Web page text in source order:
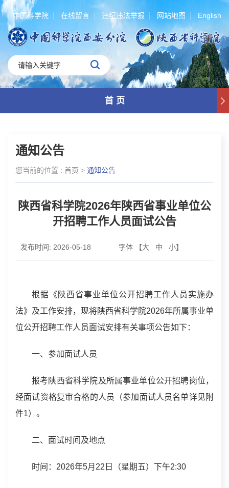
中国科学院 在线留言 违纪违法举报 网站地图 English
首 页
通知公告
您当前的位置 : 首页 > 通知公告
陕西省科学院2026年陕西省事业单位公
开招聘工作人员面试公告
发布时间: 2026-05-18 字体 【大 中 小】
根据《陕西省事业单位公开招聘工作人员实施办
法》及工作安排，现将陕西省科学院2026年所属事业单
位公开招聘工作人员面试安排有关事项公告如下：
一、参加面试人员
报考陕西省科学院及所属事业单位公开招聘岗位，
经面试资格复审合格的人员（参加面试人员名单详见附
件1）。
二、面试时间及地点
时间：2026年5月22日（星期五）下午2:30